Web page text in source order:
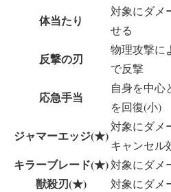
体当たり
対象にダメ
せる
反撃の刃
物理攻撃に
で反撃
応急手当
自身を中心
を回復(小)
ジャマーエッジ(★)
対象にダメ
キャンセル
キラーブレード(★) 対象にダメ
獣殺刃(★) 対象にダメ